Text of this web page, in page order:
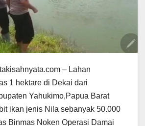
– Lahan
1 hektare di Dekai dari
Yahukimo,Papua Barat
ikan jenis Nila sebanyak 50.000
Binmas Noken Operasi Damai